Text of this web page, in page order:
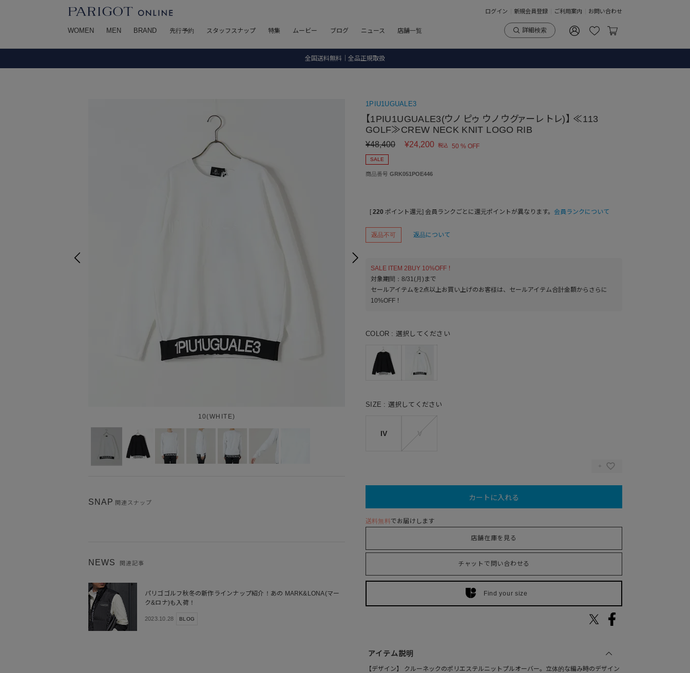
ログイン 新規会員登録 ご利用案内 お問い合わせ
WOMEN MEN BRAND 先行予約 スタッフスナップ 特集 ムービー ブログ ニュース 店舗一覧 詳細検索
全国送料無料｜全品正規取扱
10(WHITE)
SNAP 関連スナップ
NEWS 関連記事
パリゴゴルフ秋冬の新作ラインナップ紹介！あの MARK&LONA(マー
ク&ロナ)も入荷！
2023.10.28 BLOG
1PIU1UGUALE3
【1PIU1UGUALE3(ウノ ピゥ ウノ ウグァーレ トレ)】 ≪113
GOLF≫CREW NECK KNIT LOGO RIB
¥48,400 ¥24,200 税込 50 % OFF
SALE
商品番号 GRK051POE446
[ 220 ポイント還元] 会員ランクごとに還元ポイントが異なります。 会員ランクについて
返品不可 返品について
SALE ITEM 2BUY 10%OFF！
対象期間：8/31(月)まで
セールアイテムを2点以上お買い上げのお客様は、セールアイテム合計金額からさらに
10%OFF！
COLOR 選択してください
SIZE 選択してください
IV
カートに入れる
送料無料 でお届けします
店舗在庫を見る
チャットで問い合わせる
Find your size
アイテム説明
【デザイン】 クルーネックのポリエステルニットプルオーバー。立体的な編み時のデザイン